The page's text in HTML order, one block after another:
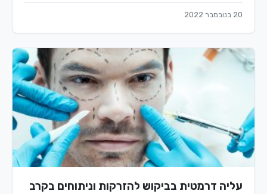
20 בנובמבר 2022
עליה דרמטית בביקוש להזרקות וניתוחים בקרב